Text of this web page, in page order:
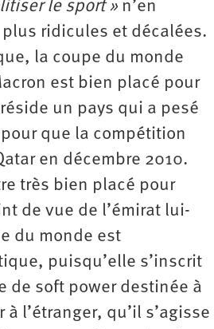
le sport » n’en
ridicules et décalées.
la coupe du monde
est bien placé pour
un pays qui a pesé
que la compétition
en décembre 2010.
très bien placé pour
de vue de l’émirat lui-
du monde est
puisqu’elle s’inscrit
de soft power destinée à
à l’étranger, qu’il s’agisse